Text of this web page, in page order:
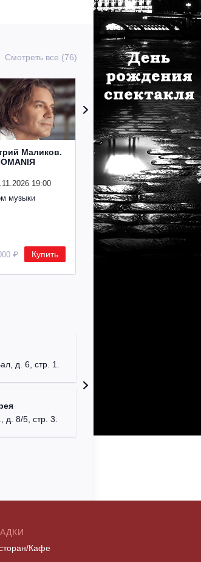
Смотреть все (76)
Маликов.
19:00
музыки
₽ Купить
Рождественский
концерт
Владимира
Спивакова
24.12.2026 19:00
Дом музыки
д. 6, стр. 1.
д. 8/5, стр. 3.
Кафе